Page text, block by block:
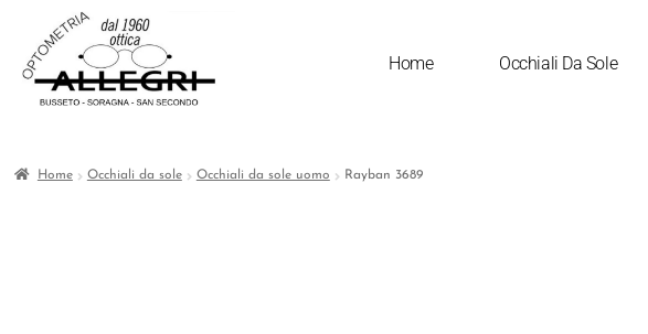
Home Occhiali Da Sole
Home Occhiali da sole Occhiali da sole uomo Rayban 3689